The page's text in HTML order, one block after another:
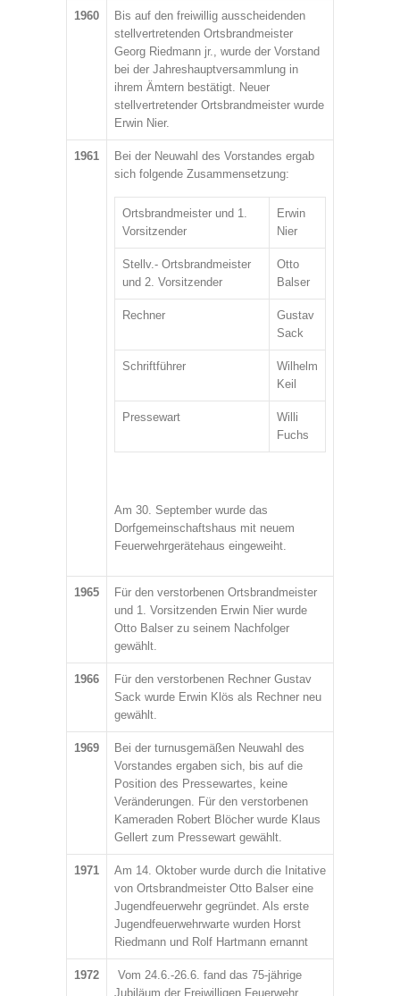
1960
Bis auf den freiwillig ausscheidenden
stellvertretenden Ortsbrandmeister
Georg Riedmann jr., wurde der Vorstand
bei der Jahreshauptversammlung in
ihrem Ämtern bestätigt. Neuer
stellvertretender Ortsbrandmeister wurde
Erwin Nier.
1961
Bei der Neuwahl des Vorstandes ergab
sich folgende Zusammensetzung:
Ortsbrandmeister und 1.
Vorsitzender
Erwin
Nier
Stellv.- Ortsbrandmeister
und 2. Vorsitzender
Otto
Balser
Rechner
Gustav
Sack
Schriftführer
Wilhelm
Keil
Pressewart
Willi
Fuchs
Am 30. September wurde das
Dorfgemeinschaftshaus mit neuem
Feuerwehrgerätehaus eingeweiht.
1965
Für den verstorbenen Ortsbrandmeister
und 1. Vorsitzenden Erwin Nier wurde
Otto Balser zu seinem Nachfolger
gewählt.
1966
Für den verstorbenen Rechner Gustav
Sack wurde Erwin Klös als Rechner neu
gewählt.
1969
Bei der turnusgemäßen Neuwahl des
Vorstandes ergaben sich, bis auf die
Position des Pressewartes, keine
Veränderungen. Für den verstorbenen
Kameraden Robert Blöcher wurde Klaus
Gellert zum Pressewart gewählt.
1971
Am 14. Oktober wurde durch die Initative
von Ortsbrandmeister Otto Balser eine
Jugendfeuerwehr gegründet. Als erste
Jugendfeuerwehrwarte wurden Horst
Riedmann und Rolf Hartmann ernannt
1972
Vom 24.6.-26.6. fand das 75-jährige
Jubiläum der Freiwilligen Feuerwehr